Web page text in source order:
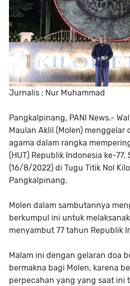
Jurnalis : Nur Muhammad
Pangkalpinang, PANI News.-
Maulan Aklil (Molen) menggelar
agama dalam rangka
(HUT) Republik Indonesia ke-77,
(16/8/2022) di Tugu Titik Nol
Pangkalpinang.
Molen dalam sambutannya
berkumpul ini untuk
menyambut 77 tahun Republik
Malam ini dengan gelaran doa
bermakna bagi Molen, karena
perpecahan yang yang saat ini